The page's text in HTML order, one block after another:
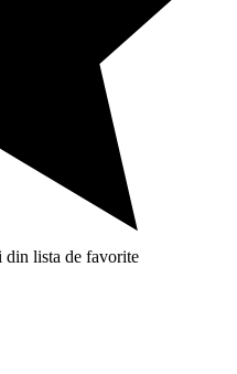
din lista de favorite